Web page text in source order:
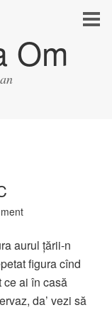
Om
aurul țării-n
figura cînd
ce ai în casă
da’ vezi să